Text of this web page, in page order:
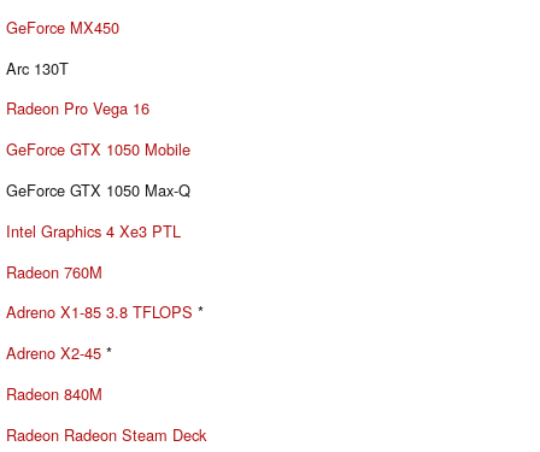
GeForce MX450
Arc 130T
Radeon Pro Vega 16
GeForce GTX 1050 Mobile
GeForce GTX 1050 Max-Q
Intel Graphics 4 Xe3 PTL
Radeon 760M
Adreno X1-85 3.8 TFLOPS *
Adreno X2-45 *
Radeon 840M
Radeon Radeon Steam Deck